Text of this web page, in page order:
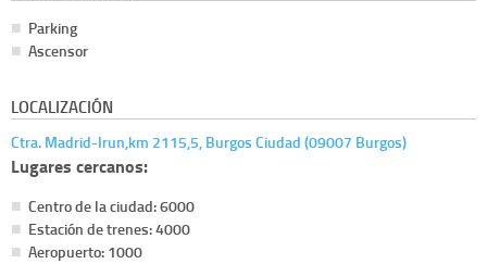
Parking
Ascensor
LOCALIZACIÓN
Ctra. Madrid-Irun,km 2115,5, Burgos Ciudad (09007 Burgos)
Lugares cercanos:
Centro de la ciudad: 6000
Estación de trenes: 4000
Aeropuerto: 1000